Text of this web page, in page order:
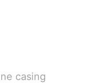
casing